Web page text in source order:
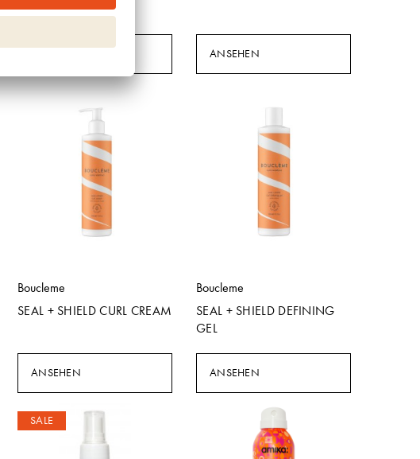
DRY CREAM
ANSEHEN
Boucleme
SEAL + SHIELD CURL CREAM
ANSEHEN
Boucleme
SEAL + SHIELD DEFINING
GEL
ANSEHEN
SALE